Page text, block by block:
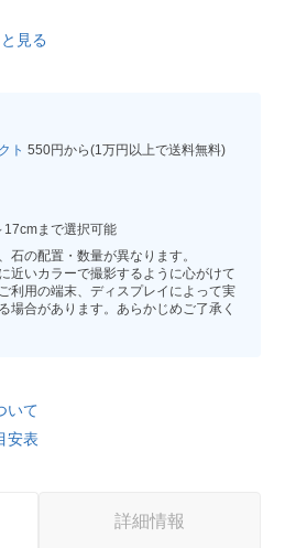
見る
ト 550円から(1万円以上で送料無料)
17cmまで選択可能
石の配置・数量が異なります。
近いカラーで撮影するように心がけて
利用の端末、ディスプレイによって実
場合があります。あらかじめご了承く
いて
安表
詳細情報